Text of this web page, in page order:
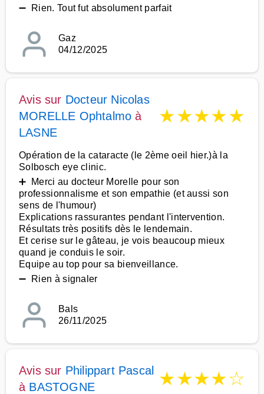
➖ Rien. Tout fut absolument parfait
Gaz
04/12/2025
Avis sur Docteur Nicolas
MORELLE Ophtalmo à
LASNE
★★★★★
Opération de la cataracte (le 2ème oeil hier.)à la
Solbosch eye clinic.
➕ Merci au docteur Morelle pour son
professionnalisme et son empathie (et aussi son
sens de l'humour)
Explications rassurantes pendant l'intervention.
Résultats très positifs dès le lendemain.
Et cerise sur le gâteau, je vois beaucoup mieux
quand je conduis le soir.
Equipe au top pour sa bienveillance.
➖ Rien à signaler
Bals
26/11/2025
Avis sur Philippart Pascal
à BASTOGNE ★★★★☆